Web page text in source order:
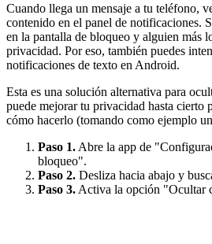
Cuando llega un mensaje a tu teléfono,
contenido en el panel de notificaciones.
en la pantalla de bloqueo y alguien más
privacidad. Por eso, también puedes
notificaciones de texto en Android.
Esta es una solución alternativa para
puede mejorar tu privacidad hasta cierto
cómo hacerlo (tomando como ejemplo
Paso 1. Abre la app de
bloqueo".
Paso 2. Desliza hacia abajo y
Paso 3. Activa la opción "Ocultar